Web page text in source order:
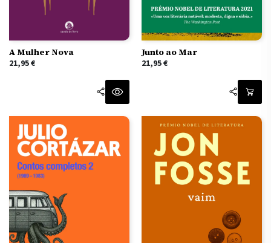
A Mulher Nova
21,95€
Junto ao Mar
21,95€